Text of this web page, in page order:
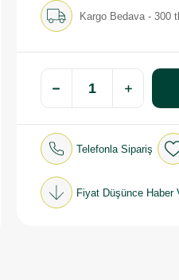
Kargo Bedava - 300
Telefonla Sipariş
Fiyat Düşünce Haber